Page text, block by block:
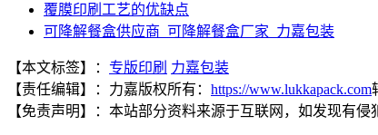
覆膜印刷工艺的优缺点
可降解餐盒供应商_可降解餐盒厂家_力嘉包装
【本文标签】： 专版印刷 力嘉包装
【责任编辑】： 力嘉版权所有： https://www.lukkapack.com
【免责声明】： 本站部分资料来源于互联网，如发现有侵